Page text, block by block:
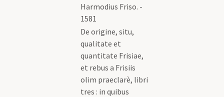
Harmodius Friso. -
1581
De origine, situ,
qualitate et
quantitate Frisiae,
et rebus a Frisiis
olim praeclarè, libri
tres : in quibus